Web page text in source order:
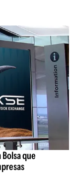
que